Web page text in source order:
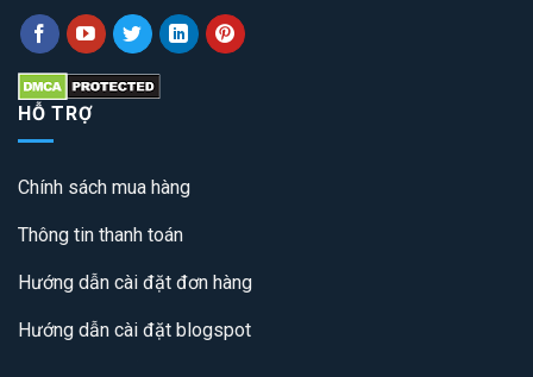
HỖ TRỢ
Chính sách mua hàng
Thông tin thanh toán
Hướng dẫn cài đặt đơn hàng
Hướng dẫn cài đặt blogspot